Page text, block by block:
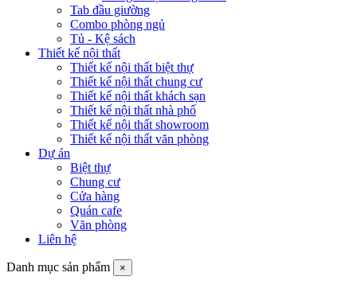
Tab đầu giường
Combo phòng ngủ
Tủ - Kệ sách
Thiết kế nội thất
Thiết kế nội thất biệt thự
Thiết kế nội thất chung cư
Thiết kế nội thất khách sạn
Thiết kế nội thất nhà phố
Thiết kế nội thất showroom
Thiết kế nội thất văn phòng
Dự án
Biệt thự
Chung cư
Cửa hàng
Quán cafe
Văn phòng
Liên hệ
Danh mục sản phẩm ×